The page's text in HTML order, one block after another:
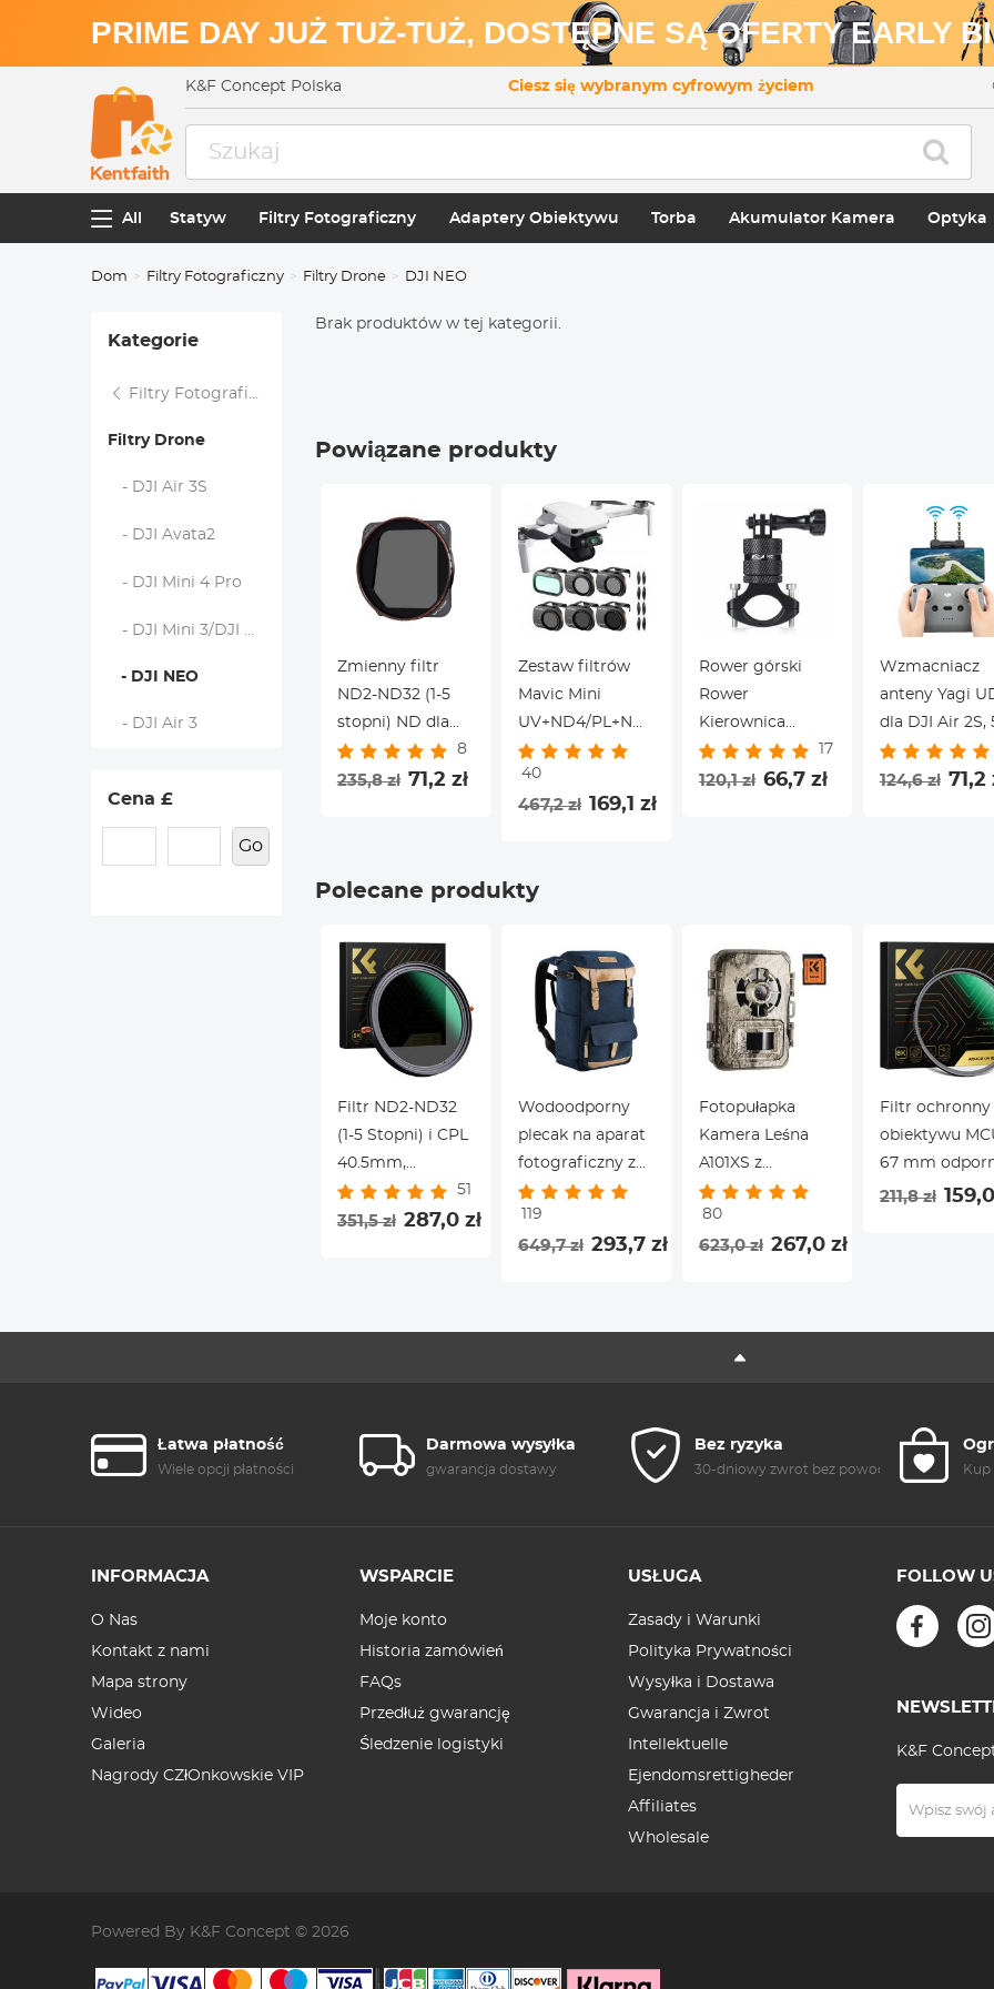
PRIME DAY JUŻ TUŻ-TUŻ, DOSTĘPNE SĄ OFERTY EARLY
K&F Concept Polska Ciesz się wybranym cyfrowym życiem
All Statyw Filtry Fotograficzny Adaptery Obiektywu Torba Akumulator Kamera Optyka
Dom Filtry Fotograficzny Filtry Drone DJI NEO
Kategorie
Filtry Fotograficzny
Filtry Drone
- DJI Air 3S
- DJI Avata2
- DJI Mini 4 Pro
- DJI Mini 3/DJI Mini 3 Pro
- DJI NEO
- DJI Air 3
Cena £
Go
Brak produktów w tej kategorii.
Powiązane produkty
Zmienny filtr
ND2-ND32 (1-5
stopni) ND dla
DJI Mavic
3/Mavic 3 Cine,
powłokami
na zarysowania
8
235,8 zł 71,2 zł
Zestaw filtrów
Mavic Mini
UV+ND4/PL+ND8/PL+ND16/PL+ND32/PL+ND64/PL
+ 1 x zestaw
łopatek
wentylatora
40
467,2 zł 169,1 zł
Rower górski
Rower
Kierownica
motocykla Zacisk
montażowy
One x2 x3 360
DJI OSMO action
2 3
17
120,1 zł 66,7 zł
Wzmacniacz
anteny Yagi
dla DJI Air 2S,
Ghz
zasięgu
124,6 zł 71,2
Polecane produkty
Filtr ND2-ND32
(1-5 Stopni) i CPL
40.5mm,
Żadnego Krzyża
X z 28
51
351,5 zł 287,0 zł
Wodoodporny
plecak na aparat
fotograficzny z
osłoną
przeciwdeszczową,
duża pojemność
canon nikon sony
119
649,7 zł 293,7 zł
Fotopułapka
Kamera Leśna
A101XS z
noktowizorem,
wodoodporność
IP66, kamera
do ochrony na
zewnątrz i w
80
623,0 zł 267,0 zł
Filtr ochronny
obiektywu
67 mm
na wybuchy 28
Odporny na
211,8 zł
Łatwa płatność
Wiele opcji płatności
Darmowa wysyłka
gwarancja dostawy
Bez ryzyka
30-dniowy zwrot bez powodu Kup
INFORMACJA
O Nas
Kontakt z nami
Mapa strony
Wideo
Galeria
Nagrody CZłOnkowskie VIP
WSPARCIE
Moje konto
Historia zamówień
FAQs
Przedłuż gwarancję
Śledzenie logistyki
USŁUGA
Zasady i Warunki
Polityka Prywatności
Wysyłka i Dostawa
Gwarancja i Zwrot
Intellektuelle
Ejendomsrettigheder
Affiliates
Wholesale
FOLLOW
K&F
Powered By K&F Concept © 2026